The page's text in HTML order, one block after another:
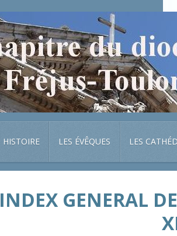
HISTOIRE LES ÉVÊQUES LES
INDEX GENERAL